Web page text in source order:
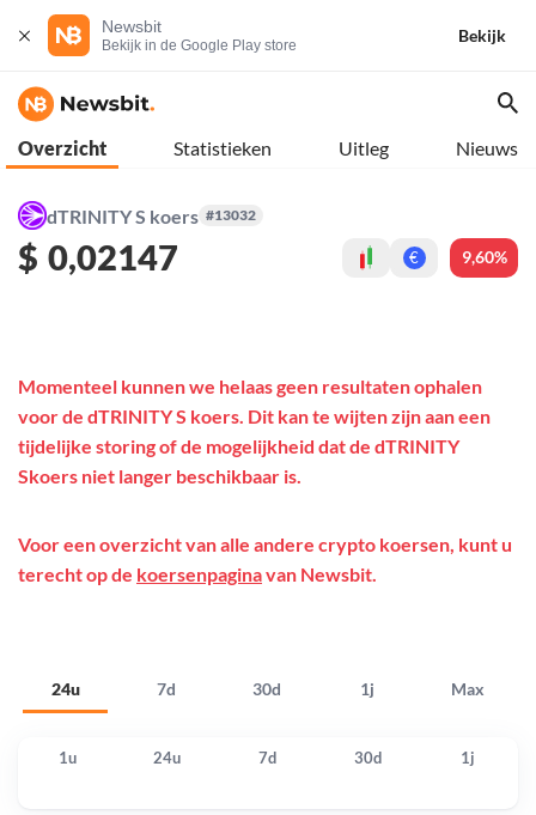
Newsbit
Bekijk in de Google Play store
Bekijk
Overzicht Statistieken Uitleg Nieuws
dTRINITY S koers #13032
$ 0,02147 € 9,60%
24u 7d 30d 1j Max
Momenteel kunnen we helaas geen resultaten ophalen
voor de dTRINITY S koers. Dit kan te wijten zijn aan een
tijdelijke storing of de mogelijkheid dat de dTRINITY
Skoers niet langer beschikbaar is.
Voor een overzicht van alle andere crypto koersen, kunt u
terecht op de koersenpaginavan Newsbit.
1u 24u 7d 30d 1j